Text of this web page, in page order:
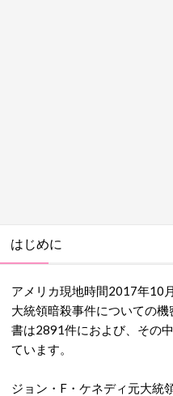
はじめに
アメリカ現地時間2017年10
大統領暗殺事件についての
書は2891件におよび、その
ています。
ジョン・F・ケネディ元大統